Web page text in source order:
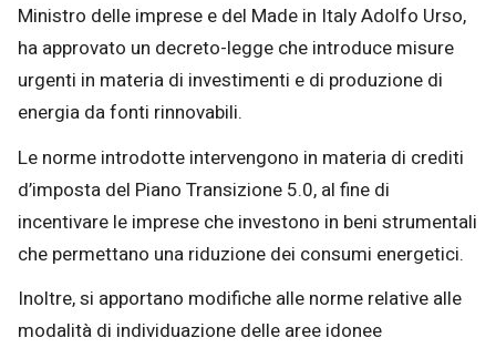
Ministro delle imprese e del Made in Italy Adolfo Urso,
ha approvato un decreto-legge che introduce misure
urgenti in materia di investimenti e di produzione di
energia da fonti rinnovabili.
Le norme introdotte intervengono in materia di crediti
d’imposta del Piano Transizione 5.0, al fine di
incentivare le imprese che investono in beni strumentali
che permettano una riduzione dei consumi energetici.
Inoltre, si apportano modifiche alle norme relative alle
modalità di individuazione delle aree idonee